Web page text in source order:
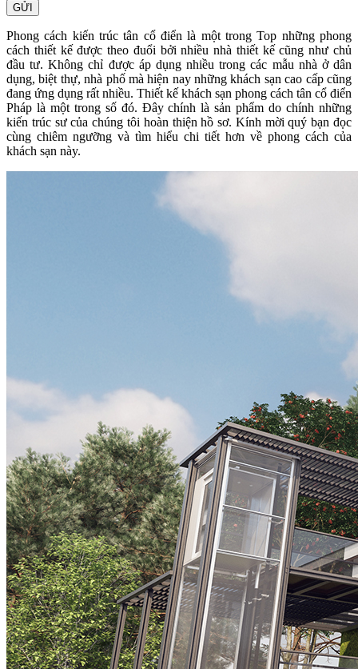
GỬI
Phong cách kiến trúc tân cổ điển là một trong Top những phong
cách thiết kế được theo đuổi bởi nhiều nhà thiết kế cũng như chủ
đầu tư. Không chỉ được áp dụng nhiều trong các mẫu nhà ở dân
dụng, biệt thự, nhà phố mà hiện nay những khách sạn cao cấp cũng
đang ứng dụng rất nhiều. Thiết kế khách sạn phong cách tân cổ điển
Pháp là một trong số đó. Đây chính là sản phẩm do chính những
kiến trúc sư của chúng tôi hoàn thiện hồ sơ. Kính mời quý bạn đọc
cùng chiêm ngưỡng và tìm hiểu chi tiết hơn về phong cách của
khách sạn này.